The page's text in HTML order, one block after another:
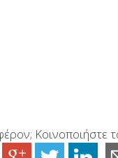
Κοινοποιήστε